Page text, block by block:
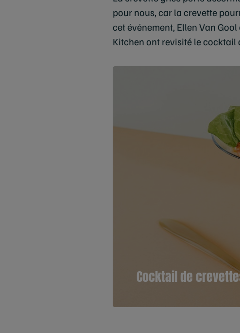
pour nous, car la crevette
cet événement, Ellen Van
Kitchen ont revisité le cocktail
Cocktail de